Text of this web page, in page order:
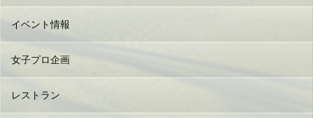
イベント情報
女子プロ企画
レストラン